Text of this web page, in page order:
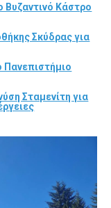
Βυζαντινό Κάστρο
Σκύδρας για
Πανεπιστήμιο
Σταμενίτη για